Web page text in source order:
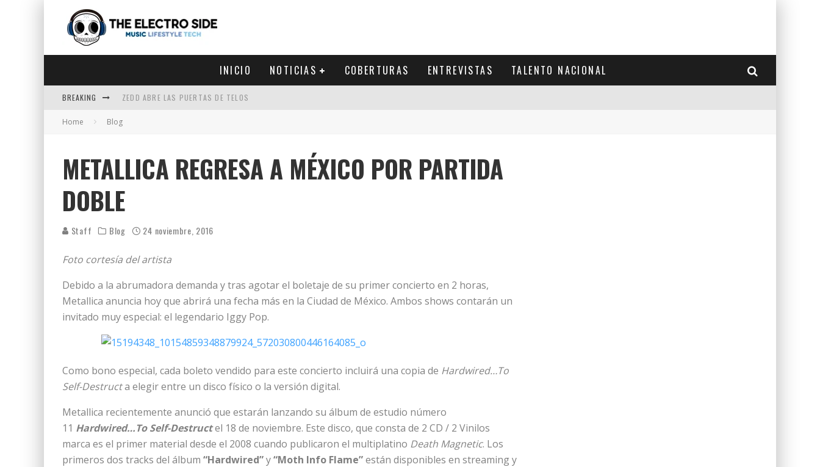
INICIO NOTICIAS COBERTURAS ENTREVISTAS TALENTO NACIONAL
BREAKING ZEDD ABRE LAS PUERTAS DE TELOS
ZEDD IN THE PARK VUELVE A LA
ZEDD REGRESA CON MUCHA SUERTE
Home Blog
METALLICA REGRESA A MÉXICO POR PARTIDA
DOBLE
Staff Blog 24 noviembre, 2016
Foto cortesía del artista
Debido a la abrumadora demanda y tras agotar el boletaje de su primer concierto en 2 horas,
Metallica anuncia hoy que abrirá una fecha más en la Ciudad de México. Ambos shows contarán un
invitado muy especial: el legendario Iggy Pop.
Como bono especial, cada boleto vendido para este concierto incluirá una copia de Hardwired…To
Self-Destructa elegir entre un disco físico o la versión digital.
Metallica recientemente anunció que estarán lanzando su álbum de estudio número
11 Hardwired…To Self-Destructel 18 de noviembre. Este disco, que consta de 2 CD / 2 Vinilos
marca es el primer material desde el 2008 cuando publicaron el multiplatino Death Magnetic. Los
primeros dos tracks del álbum “Hardwired”y“Moth Info Flame”están disponibles en streaming y